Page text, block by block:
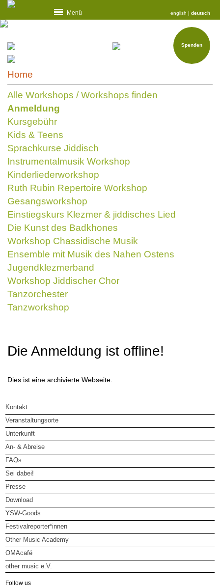
english | deutsch
Menü
Spenden
Home
Alle Workshops / Workshops finden
Anmeldung
Kursgebühr
Kids & Teens
Sprachkurse Jiddisch
Instrumentalmusik Workshop
Kinderliederworkshop
Ruth Rubin Repertoire Workshop
Gesangsworkshop
Einstiegskurs Klezmer & jiddisches Lied
Die Kunst des Badkhones
Workshop Chassidische Musik
Ensemble mit Musik des Nahen Ostens
Jugendklezmerband
Workshop Jiddischer Chor
Tanzorchester
Tanzworkshop
Die Anmeldung ist offline!
Dies ist eine archivierte Webseite.
Kontakt
Veranstaltungsorte
Unterkunft
An- & Abreise
FAQs
Sei dabei!
Presse
Download
YSW-Goods
Festivalreporter*innen
Other Music Academy
OMAcafé
other music e.V.
Follow us